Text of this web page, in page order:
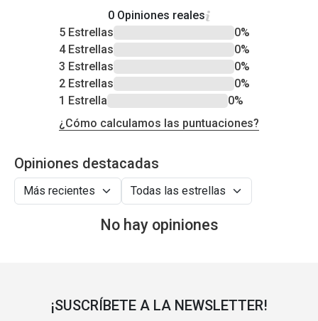
0 Opiniones reales
5 Estrellas
0%
4 Estrellas
0%
3 Estrellas
0%
2 Estrellas
0%
1 Estrella
0%
¿Cómo calculamos las puntuaciones?
Opiniones destacadas
No hay opiniones
¡SUSCRÍBETE A LA NEWSLETTER!